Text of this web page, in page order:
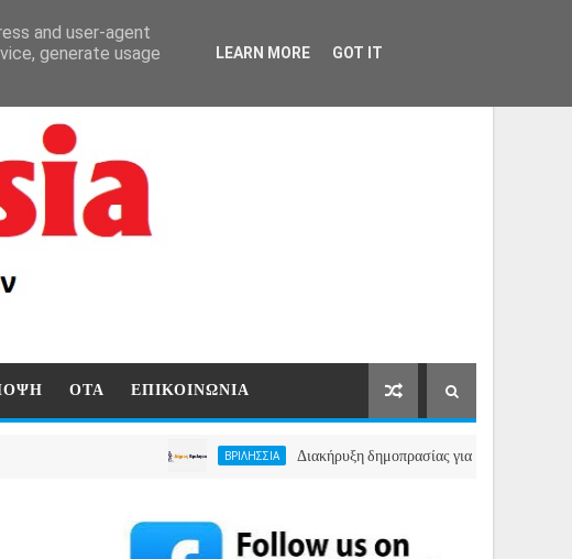
ΟΤΑ ΕΠΙΚΟΙΝΩΝΙΑ
ΒΡΙΛΗΣΣΙΑ Διακήρυξη δημοπρασίας για την μίσθωση ακινήτου
and user-agent
generate usage
LEARN MORE GOT IT